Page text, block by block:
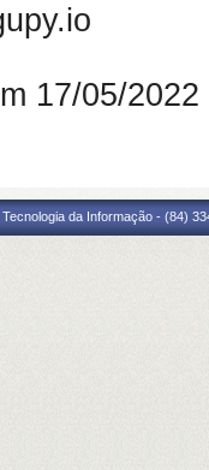
17/05/
da Informação - (84)